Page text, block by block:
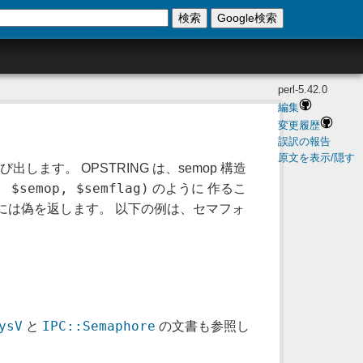
検索 Google検索
perl-5.42.0
編集
変更履歴
誤訳の報告
原文を表示/隠す
出します。 OPSTRING は、semop 構造
$semop, $semflag) のように 作るこ
偽を返します。 以下の例は、セマフォ
と IPC::Semaphore の文書も参照し